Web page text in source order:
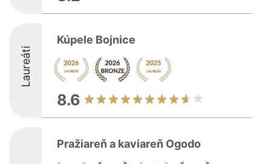
Laureáti
Kúpele Bojnice
8.6
Pražiareň a kaviareň Ogodo